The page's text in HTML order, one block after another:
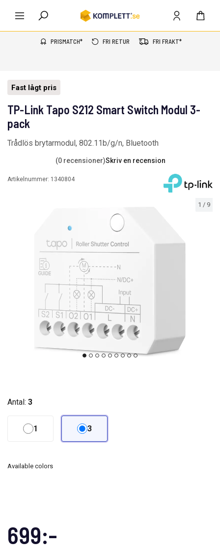
PRISMATCH* FRI RETUR FRI FRAKT*
1 / 9
Fast lågt pris
TP-Link Tapo S212 Smart Switch Modul 3-
pack
Trådlös brytarmodul, 802.11b/g/n, Bluetooth
(0 recensioner)Skriv en recension
Artikelnummer: 1340804
699:-
Antal: 3
1 3
Available colors